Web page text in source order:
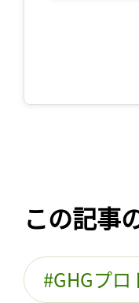
この記事
GHGプロ